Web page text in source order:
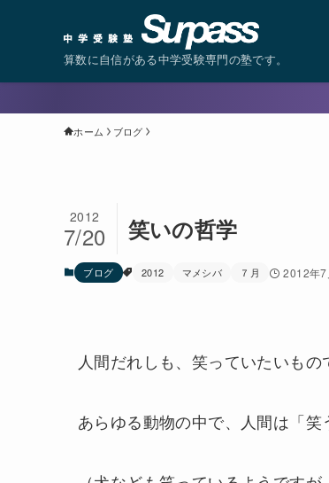
算数に自信がある中学受験専門の塾です。
ホーム ブログ
笑いの哲学
2012
7/20
ブログ 2012 マメシバ ７月 2012年7
人間だれしも、笑っていたいもの
あらゆる動物の中で、人間は「笑